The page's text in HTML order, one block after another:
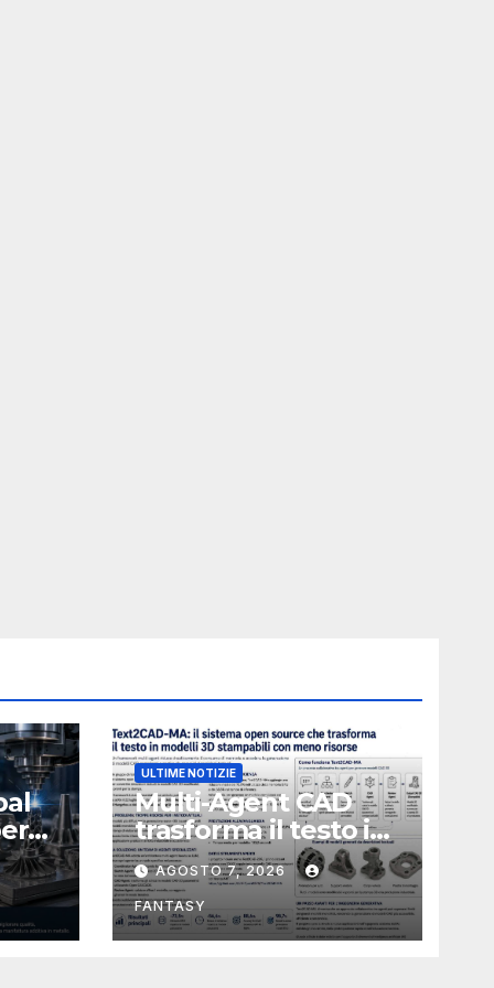
ULTIME NOTIZIE
Multi-Agent CAD
trasforma il testo in
CAD usando 116
volte meno token
AGOSTO 7, 2026
FANTASY